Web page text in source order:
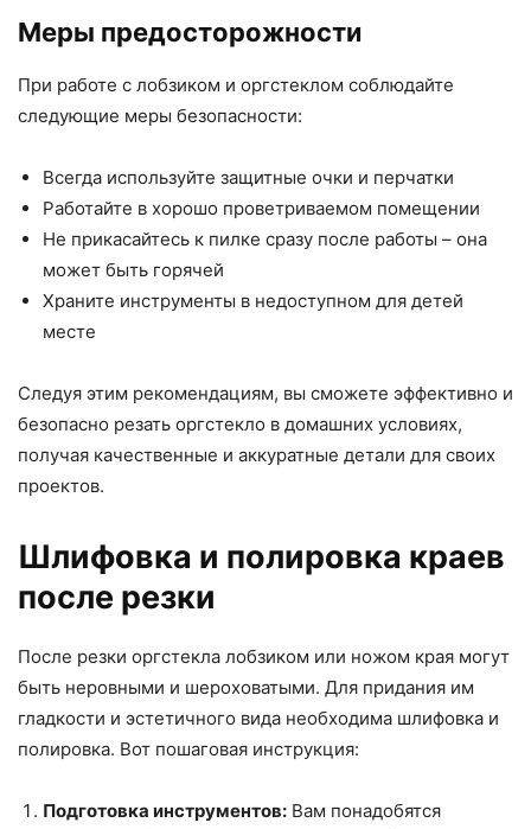
Меры предосторожности
При работе с лобзиком и оргстеклом соблюдайте
следующие меры безопасности:
Всегда используйте защитные очки и перчатки
Работайте в хорошо проветриваемом помещении
Не прикасайтесь к пилке сразу после работы – она
может быть горячей
Храните инструменты в недоступном для детей
месте
Следуя этим рекомендациям, вы сможете эффективно и
безопасно резать оргстекло в домашних условиях,
получая качественные и аккуратные детали для своих
проектов.
Шлифовка и полировка краев
после резки
После резки оргстекла лобзиком или ножом края могут
быть неровными и шероховатыми. Для придания им
гладкости и эстетичного вида необходима шлифовка и
полировка. Вот пошаговая инструкция:
Подготовка инструментов: Вам понадобятся